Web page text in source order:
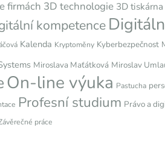
firmách 3D technologie 3D tiskárna
kompetence
Kalenda Kryptoměny Kyberbezpečnost
Miroslava Maťátková Miroslav
On-line výuka Pastucha
Profesní studium Právo a
práce